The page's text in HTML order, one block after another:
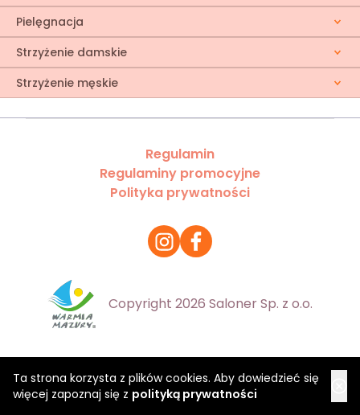
Ta strona korzysta z plików cookies. Aby dowiedzieć się
więcej zapoznaj się z polityką prywatności
Pielęgnacja
Strzyżenie damskie
Strzyżenie męskie
Regulamin
Regulaminy promocyjne
Polityka prywatności
Copyright 2026 Saloner Sp. z o.o.